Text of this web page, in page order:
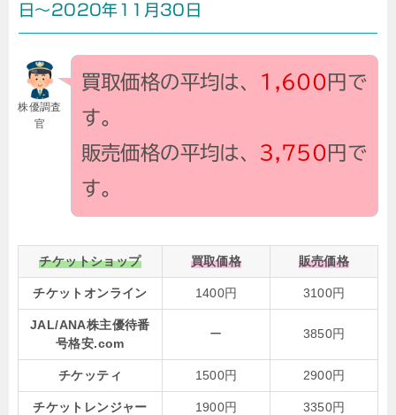
日～2020年11月30日
株優調査
官
買取価格の平均は、 1,600円で
す。
販売価格の平均は、 3,750円で
す。
チケットショップ 買取価格 販売価格
チケットオンライン 1400円 3100円
JAL/ANA株主優待番
号格安.com
ー 3850円
チケッティ 1500円 2900円
チケットレンジャー 1900円 3350円